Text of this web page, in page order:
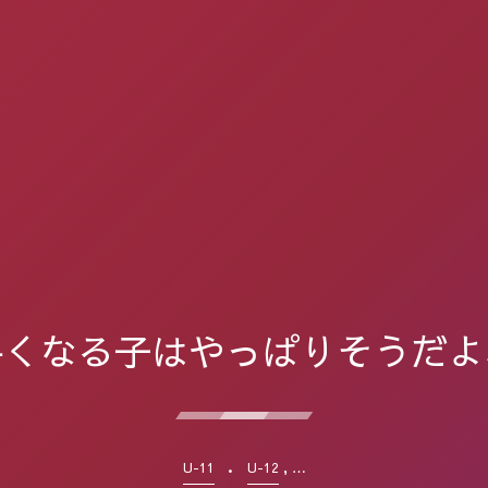
なる子はやっぱりそうだ
U-11 U-12 , …